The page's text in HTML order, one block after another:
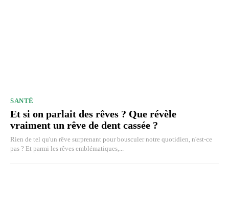
SANTÉ
Et si on parlait des rêves ? Que révèle
vraiment un rêve de dent cassée ?
Rien de tel qu'un rêve surprenant pour bousculer notre quotidien, n'est-ce
pas ? Et parmi les rêves emblématiques,...